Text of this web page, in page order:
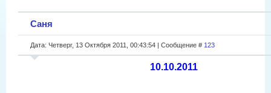
Саня
Дата: Четверг, 13 Октября 2011, 00:43:54 | Сообщение # 123
10.10.2011